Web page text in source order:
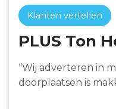
Klanten vertellen
PLUS Ton
“Wij adverteren in
doorplaatsen is